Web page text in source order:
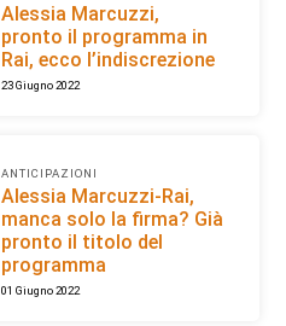
Alessia Marcuzzi,
pronto il programma in
Rai, ecco l’indiscrezione
23 Giugno 2022
ANTICIPAZIONI
Alessia Marcuzzi-Rai,
manca solo la firma? Già
pronto il titolo del
programma
01 Giugno 2022